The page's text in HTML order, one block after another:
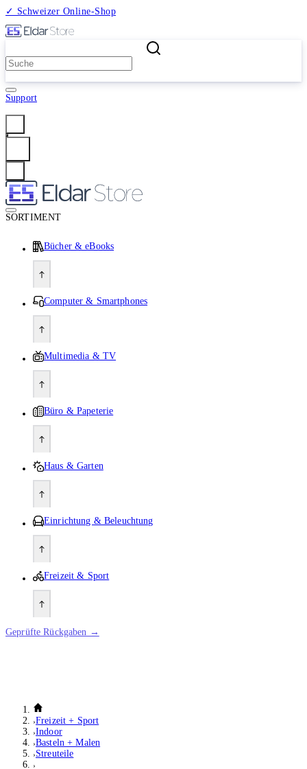
✓ Schweizer Online-Shop
Support
SORTIMENT
Bücher & eBooks
Computer & Smartphones
Multimedia & TV
Büro & Papeterie
Haus & Garten
Einrichtung & Beleuchtung
Freizeit & Sport
Geprüfte Rückgaben →
Freizeit + Sport
Indoor
Basteln + Malen
Streuteile